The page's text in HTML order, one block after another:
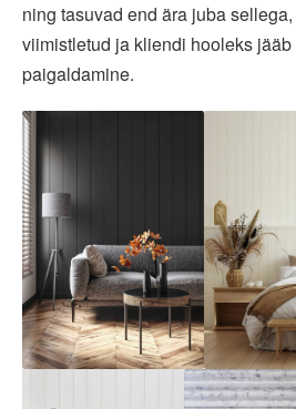
ning tasuvad end ära juba
viimistletud ja kliendi hooleks
paigaldamine.